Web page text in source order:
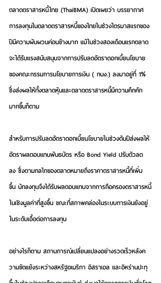
ตลาดตราสารหนี้ไทย (ThaiBMA) เปิดเผยว่า บรรยากาศ
การลงทุนในตลาดตราสารหนี้ของไทยในช่วงไตรมาสแรกของ
ปีมีความผันผวนค่อนข้างมาก แม้ในช่วงสองเดือนแรกตลาด
จะได้รับแรงสนับสนุนจากการปรับลดอัตราดอกเบี้ยนโยบาย
ของคณะกรรมการนโยบายการเงิน ( กนง.) ลงมาอยู่ที่ 1%
ซึ่งส่งผลให้ทั้งตลาดหุ้นและตลาดตราสารหนี้มีความคึกคัก
มากขึ้นก็ตาม
สำหรับการปรับลดอัตราดอกเบี้ยนโยบายในช่วงต้นปีส่งผลให้
อัตราผลตอบแทนพันธบัตร หรือ Bond Yield ปรับตัวลด
ลง ซึ่งตามกลไกของตลาดหมายถึงราคาตราสารหนี้ที่เพิ่ม
ขึ้น นักลงทุนจึงได้รับผลตอบแทนจากการถือครองตราสารหนี้
ในเชิงมูลค่าที่สูงขึ้น ขณะที่สภาพคล่องในระบบการเงินยังอยู่
ในระดับเอื้อต่อการลงทุน
อย่างไรก็ตาม สถานการณ์เปลี่ยนแปลงอย่างรวดเร็วหลังค
วามขัดแย้งระหว่างสหรัฐอเมริกา อิสราเอล และอิหร่านปะทุ